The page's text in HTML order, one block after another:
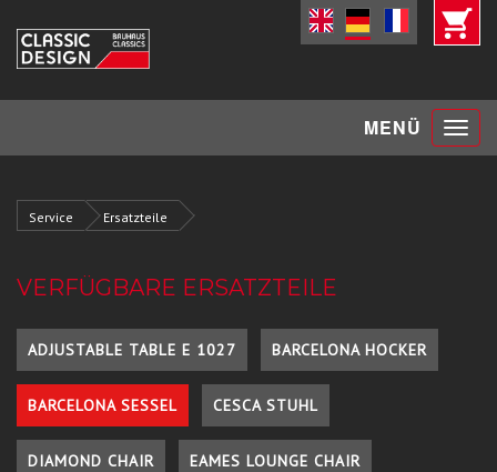
MENÜ Toggle
Service Ersatzteile
VERFÜGBARE ERSATZTEILE
ADJUSTABLE TABLE E 1027 BARCELONA HOCKER
BARCELONA SESSEL CESCA STUHL
DIAMOND CHAIR EAMES LOUNGE CHAIR